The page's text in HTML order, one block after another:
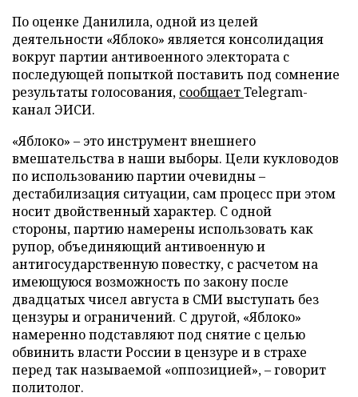
По оценке Данилила, одной из целей
деятельности «Яблоко» является консолидация
вокруг партии антивоенного электората с
последующей попыткой поставить под сомнение
результаты голосования, сообщаетTelegram-
канал ЭИСИ.
«Яблоко» – это инструмент внешнего
вмешательства в наши выборы. Цели кукловодов
по использованию партии очевидны –
дестабилизация ситуации, сам процесс при этом
носит двойственный характер. С одной
стороны, партию намерены использовать как
рупор, объединяющий антивоенную и
антигосударственную повестку, с расчетом на
имеющуюся возможность по закону после
двадцатых чисел августа в СМИ выступать без
цензуры и ограничений. С другой, «Яблоко»
намеренно подставляют под снятие с целью
обвинить власти России в цензуре и в страхе
перед так называемой «оппозицией», – говорит
политолог.